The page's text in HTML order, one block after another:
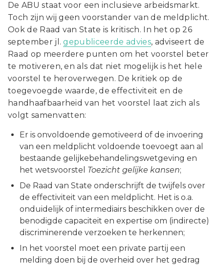
De ABU staat voor een inclusieve arbeidsmarkt.
Toch zijn wij geen voorstander van de meldplicht.
Ook de Raad van State is kritisch. In het op 26
september jl.gepubliceerde advies, adviseert de
Raad op meerdere punten om het voorstel beter
te motiveren, en als dat niet mogelijk is het hele
voorstel te heroverwegen. De kritiek op de
toegevoegde waarde, de effectiviteit en de
handhaafbaarheid van het voorstel laat zich als
volgt samenvatten:
Er is onvoldoende gemotiveerd of de invoering
van een meldplicht voldoende toevoegt aan al
bestaande gelijkebehandelingswetgeving en
het wetsvoorstel Toezicht gelijke kansen;
De Raad van State onderschrijft de twijfels over
de effectiviteit van een meldplicht. Het is o.a.
onduidelijk of intermediairs beschikken over de
benodigde capaciteit en expertise om (indirecte)
discriminerende verzoeken te herkennen;
In het voorstel moet een private partij een
melding doen bij de overheid over het gedrag